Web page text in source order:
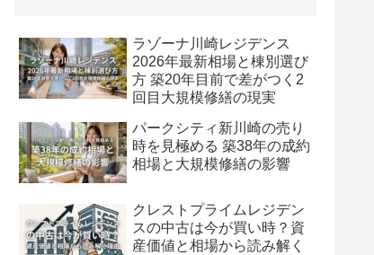
ラゾーナ川崎レジデンス
2026年最新相場と棟別選び
方 築20年目前で差がつく2
回目大規模修繕の現実
パークシティ新川崎の売り
時を見極める 築38年の成約
相場と大規模修繕の影響
クレストプライムレジデン
スの中古は今が買い時？資
産価値と相場から読み解く